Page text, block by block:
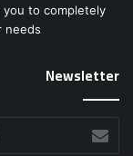
to completely
Newsletter
أدخل
بريدك